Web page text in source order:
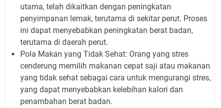
utama, telah dikaitkan dengan peningkatan
penyimpanan lemak, terutama di sekitar perut. Proses
ini dapat menyebabkan peningkatan berat badan,
terutama di daerah perut.
Pola Makan yang Tidak Sehat: Orang yang stres
cenderung memilih makanan cepat saji atau makanan
yang tidak sehat sebagai cara untuk mengurangi stres,
yang dapat menyebabkan kelebihan kalori dan
penambahan berat badan.